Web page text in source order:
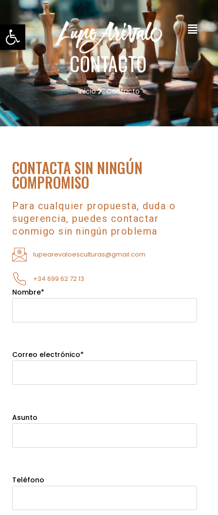
Abrir barra de herramientas
CONTACTO
Inicio Contacto
CONTACTA SIN NINGÚN
COMPROMISO
Para cualquier propuesta, duda o
sugerencia, puedes contactar
conmigo sin ningún problema
lupearevaloesculturas@gmail.com
+34 699 62 72 13
Nombre*
Correo electrónico*
Asunto
Teléfono